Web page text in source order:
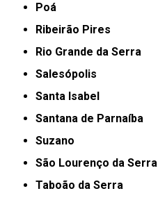
Poá
Ribeirão Pires
Rio Grande da Serra
Salesópolis
Santa Isabel
Santana de Parnaíba
Suzano
São Lourenço da Serra
Taboão da Serra